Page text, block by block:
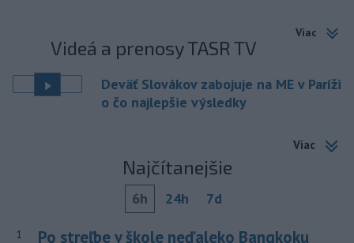
Viac
Videá a prenosy TASR TV
Deväť Slovákov zabojuje na ME v Paríži
o čo najlepšie výsledky
Viac
Najčítanejšie
6h 24h 7d
1
Po streľbe v škole neďaleko Bangkoku